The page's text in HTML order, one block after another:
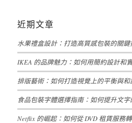
近期文章
水果禮盒設計：打造高質感包裝的關鍵
IKEA 的品牌魅力：如何用簡約設計和
排版藝術：如何打造視覺上的平衡與和
食品包裝字體選擇指南：如何提升文字
Netflix 的崛起：如何從 DVD 租賃服務